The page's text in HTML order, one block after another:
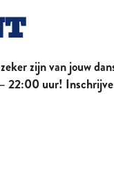
zijn van jouw
22:00 uur!